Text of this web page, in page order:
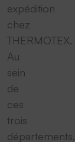
expédition
chez
THERMOTEX.
Au
sein
de
ces
trois
départements,